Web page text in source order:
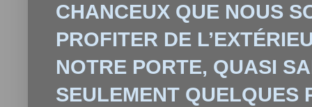
CHANCEUX QUE NOUS
PROFITER DE
NOTRE PORTE, QUASI
SEULEMENT QUELQUES